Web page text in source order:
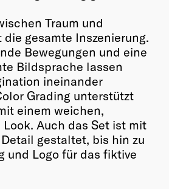
Traum und
gesamte Inszenierung.
Bewegungen und eine
Bildsprache lassen
ineinander
Grading unterstützt
einem weichen,
Auch das Set ist mit
gestaltet, bis hin zu
und Logo für das fiktive